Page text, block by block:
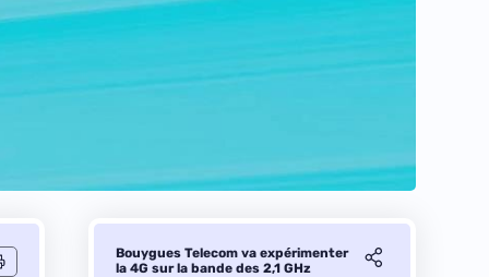
Bouygues Telecom va expérimenter
la 4G sur la bande des 2,1 GHz